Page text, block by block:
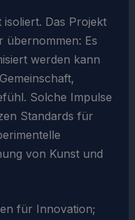
Das Projekt
übernommen: Es
werden kann
Solche Impulse
Standards für
von Kunst und
für Innovation;